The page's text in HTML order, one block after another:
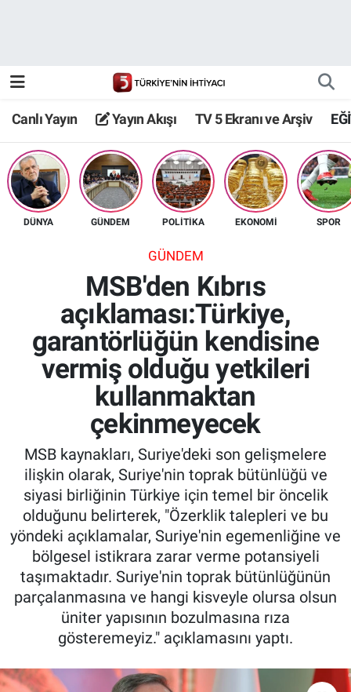
Canlı Yayın Yayın Akışı TV 5 Ekranı ve Arşiv
DÜNYA GÜNDEM POLİTİKA EKONOMİ SPOR
GÜNDEM
MSB'den Kıbrıs
açıklaması:Türkiye,
garantörlüğün kendisine
vermiş olduğu yetkileri
kullanmaktan
çekinmeyecek
MSB kaynakları, Suriye'deki son gelişmelere
ilişkin olarak, Suriye'nin toprak bütünlüğü ve
siyasi birliğinin Türkiye için temel bir öncelik
olduğunu belirterek, "Özerklik talepleri ve bu
yöndeki açıklamalar, Suriye'nin egemenliğine ve
bölgesel istikrara zarar verme potansiyeli
taşımaktadır. Suriye'nin toprak bütünlüğünün
parçalanmasına ve hangi kisveyle olursa olsun
üniter yapısının bozulmasına rıza
gösteremeyiz." açıklamasını yaptı.
TV 5 Ekranı ve Arşiv